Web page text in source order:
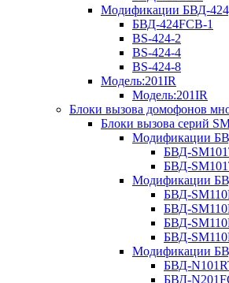
Модификации БВД-
БВД-424FCB-1
BS-424-2
BS-424-4
BS-424-8
Модель:201IR
Модель:201IR
Блоки вызова домофонов
Блоки вызова серий
Модификации
БВД-
БВД-
Модификации
БВД-
БВД-
БВД-
БВД-
Модификации
БВД-
БВД-